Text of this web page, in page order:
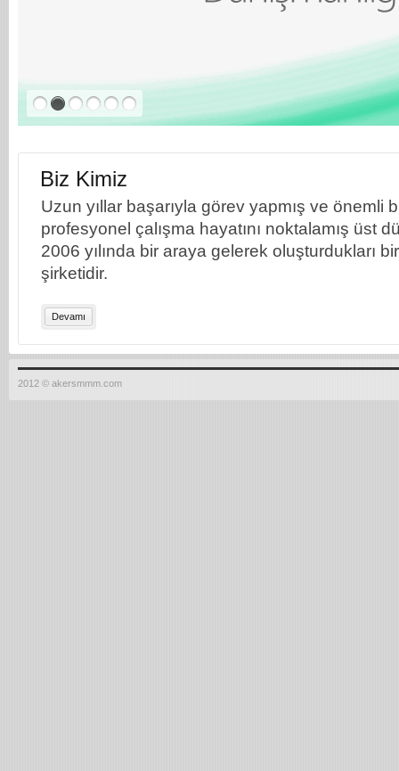
Biz Kimiz
Uzun yıllar başarıyla görev yapmış ve önemli
profesyonel çalışma hayatını noktalamış üst
2006 yılında bir araya gelerek oluşturdukları
şirketidir.
Devamı
2012 © akersmmm.com